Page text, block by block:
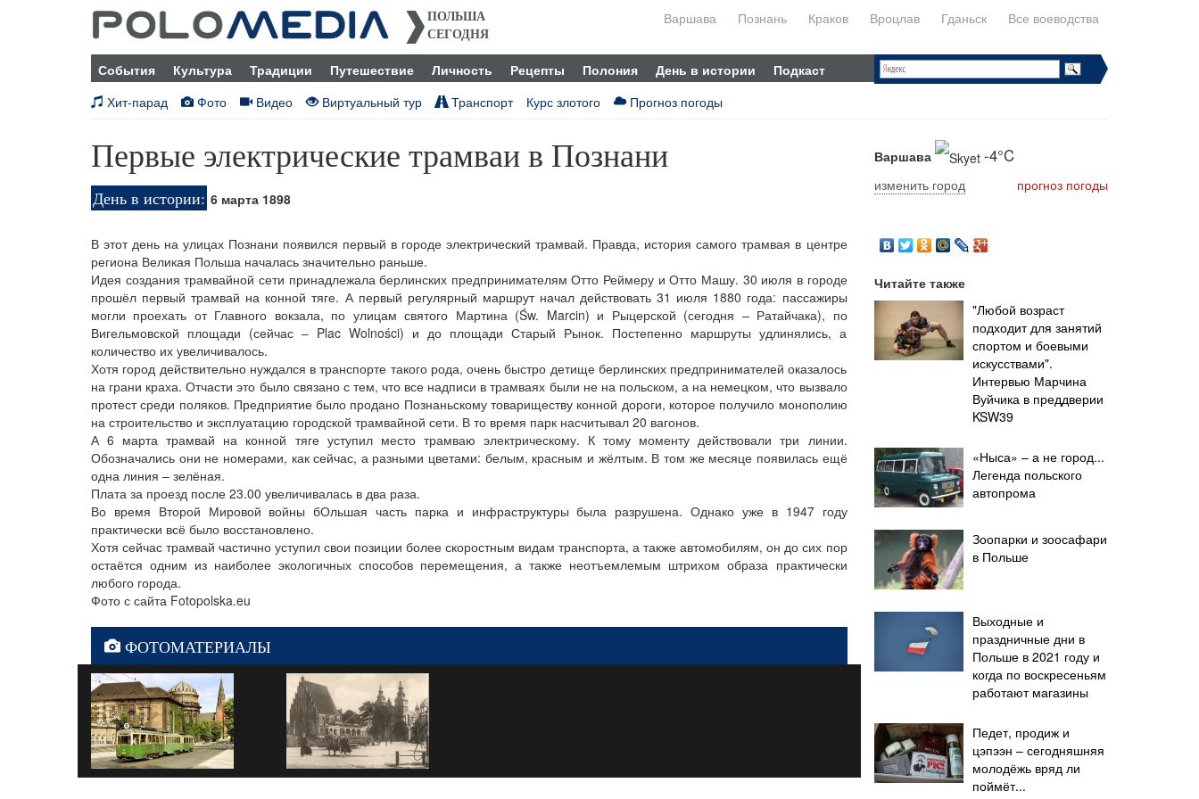
ПОЛЬША
СЕГОДНЯ
Варшава Познань Краков Вроцлав Гданьск Все воеводства
События Культура Традиции Путешествие Личность Рецепты Полония День в истории
Подкаст
Хит-парад
Фото Видео Виртуальный тур Транспорт Курс злотого Прогноз погоды
Первые электрические трамваи в Познани
День в истории: 6 марта 1898
В этот день на улицах Познани появился первый в городе электрический трамвай. Правда, история самого трамвая в центре
региона Великая Польша началась значительно раньше.
Идея создания трамвайной сети принадлежала берлинских предпринимателям Отто Реймеру и Отто Машу. 30 июля в городе
прошёл первый трамвай на конной тяге. А первый регулярный маршрут начал действовать 31 июля 1880 года: пассажиры
могли проехать от Главного вокзала, по улицам святого Мартина (Św. Marcin) и Рыцерской (сегодня – Ратайчака), по
Вигельмовской площади (сейчас – Plac Wolności) и до площади Старый Рынок. Постепенно маршруты удлинялись, а
количество их увеличивалось.
Хотя город действительно нуждался в транспорте такого рода, очень быстро детище берлинских предпринимателей оказалось
на грани краха. Отчасти это было связано с тем, что все надписи в трамваях были не на польском, а на немецком, что вызвало
протест среди поляков. Предприятие было продано Познаньскому товариществу конной дороги, которое получило монополию
на строительство и эксплуатацию городской трамвайной сети. В то время парк насчитывал 20 вагонов.
А 6 марта трамвай на конной тяге уступил место трамваю электрическому. К тому моменту действовали три линии.
Обозначались они не номерами, как сейчас, а разными цветами: белым, красным и жёлтым. В том же месяце появилась ещё
одна линия – зелёная.
Плата за проезд после 23.00 увеличивалась в два раза.
Во время Второй Мировой войны бОльшая часть парка и инфраструктуры была разрушена. Однако уже в 1947 году
практически всё было восстановлено.
Хотя сейчас трамвай частично уступил свои позиции более скоростным видам транспорта, а также автомобилям, он до сих пор
остаётся одним из наиболее экологичных способов перемещения, а также неотъемлемым штрихом образа практически
любого города.
Фото с сайта Fotopolska.eu
ФОТОМАТЕРИАЛЫ
Варшава -4°C
изменить город прогноз погоды
Читайте также
"Любой возраст
подходит для занятий
спортом и боевыми
искусствами".
Интервью Марчина
Вуйчика в преддверии
KSW39
«Ныса» – а не город...
Легенда польского
автопрома
Зоопарки и зоосафари
в Польше
Выходные и
праздничные дни в
Польше в 2021 году и
когда по воскресеньям
работают магазины
Педет, продиж и
цэпээн – сегодняшняя
молодёжь вряд ли
поймёт...